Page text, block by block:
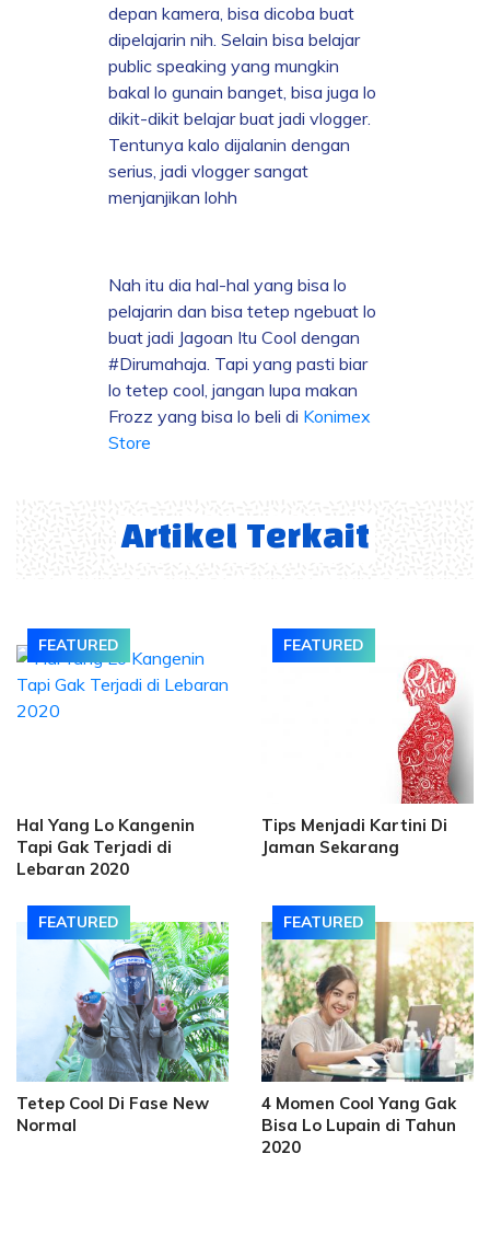
depan kamera, bisa dicoba buat
dipelajarin nih. Selain bisa belajar
public speaking yang mungkin
bakal lo gunain banget, bisa juga lo
dikit-dikit belajar buat jadi vlogger.
Tentunya kalo dijalanin dengan
serius, jadi vlogger sangat
menjanjikan lohh
Nah itu dia hal-hal yang bisa lo
pelajarin dan bisa tetep ngebuat lo
buat jadi Jagoan Itu Cool dengan
#Dirumahaja. Tapi yang pasti biar
lo tetep cool, jangan lupa makan
Frozz yang bisa lo beli di Konimex
Store
Artikel Terkait
FEATURED
Hal Yang Lo Kangenin
Tapi Gak Terjadi di
Lebaran 2020
FEATURED
Tips Menjadi Kartini Di
Jaman Sekarang
FEATURED
Tetep Cool Di Fase New
Normal
FEATURED
4 Momen Cool Yang Gak
Bisa Lo Lupain di Tahun
2020